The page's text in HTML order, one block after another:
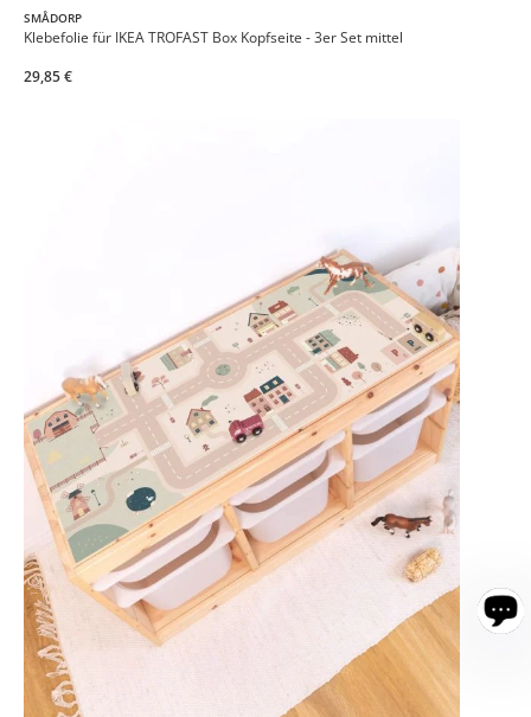
SMÅDORP
Klebefolie für IKEA TROFAST Box Kopfseite - 3er Set mittel
29,85 €